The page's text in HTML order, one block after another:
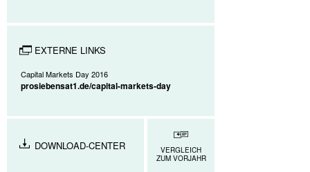
EXTERNE LINKS
Capital Markets Day 2016
prosiebensat1.de/capital-markets-day
DOWNLOAD-CENTER
VERGLEICH
ZUM VORJAHR